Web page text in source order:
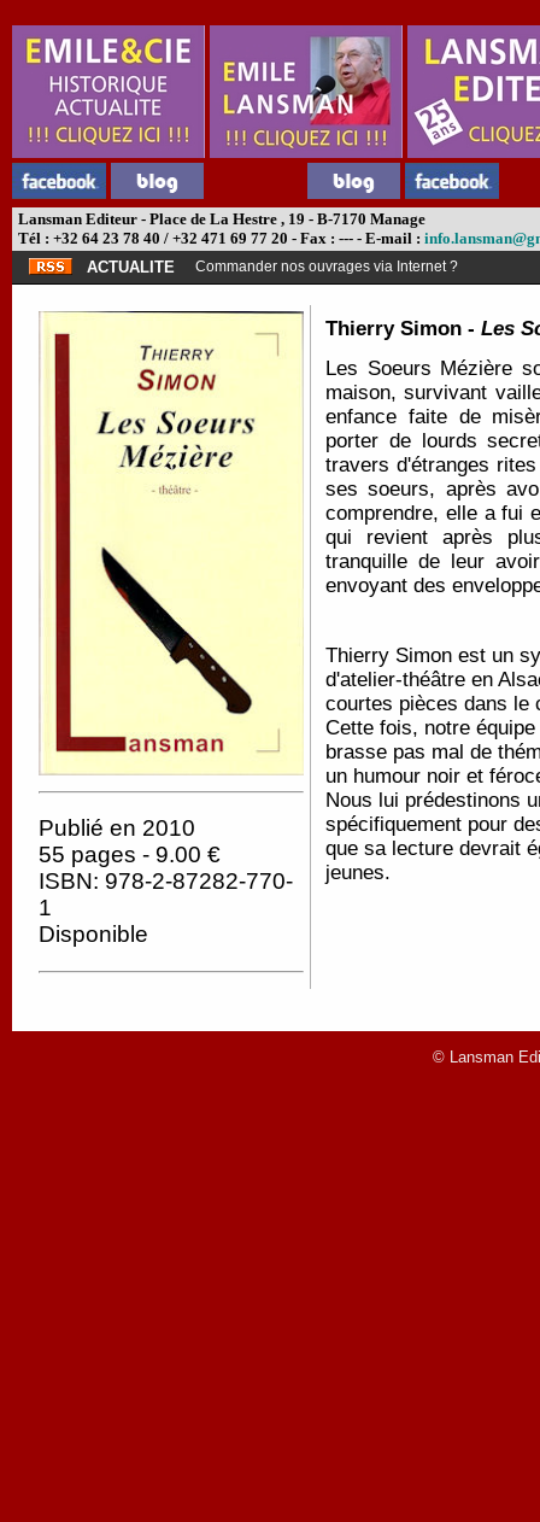
Lansman Editeur - Place de La Hestre , 19 - B-7170 Manage
Tél : +32 64 23 78 40 / +32 471 69 77 20 - Fax : --- - E-mail :
ACTUALITE
Commander nos ouvrages via Internet ?
Publié en 2010
55 pages - 9.00 €
ISBN: 978-2-87282-770-
1
Disponible
Thierry Simon - Les
Les Soeurs Mézière
maison, survivant
enfance faite de
porter de lourds
travers d'étranges
ses soeurs, après
comprendre, elle a fui
qui revient après
tranquille de leur
envoyant des
Thierry Simon est un
d'atelier-théâtre en
courtes pièces dans le
Cette fois, notre
brasse pas mal de
un humour noir et
Nous lui prédestinons
spécifiquement pour
que sa lecture devrait
jeunes.
© Lansman